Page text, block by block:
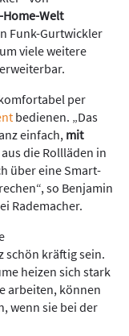
Welt
Funk-Gurtwickler
viele weitere
per
bedienen. „Das
einfach, mit
die Rollläden in
über eine Smart-
so Benjamin
Rademacher.
schön kräftig sein.
heizen sich stark
arbeiten, können
wenn sie bei der